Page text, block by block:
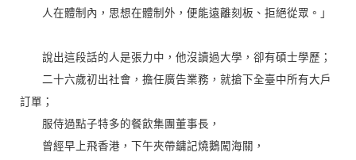
人在體制內，思想在體制外，便能遠離刻板、拒絕從眾。」
說出這段話的人是張力中，他沒讀過大學，卻有碩士學歷；
二十六歲初出社會，擔任廣告業務，就搶下全臺中所有大戶
訂單；
服侍過點子特多的餐飲集團董事長，
曾經早上飛香港，下午夾帶鏞記燒鵝闖海關，